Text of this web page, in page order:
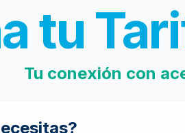
tu
Tu conexión con